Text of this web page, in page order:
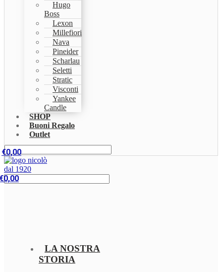
Hugo
Boss
Lexon
Millefiori
Nava
Pineider
Scharlau
Seletti
Stratic
Visconti
Yankee
Candle
SHOP
Buoni Regalo
Outlet
€0,00
0,00
LA NOSTRA
STORIA